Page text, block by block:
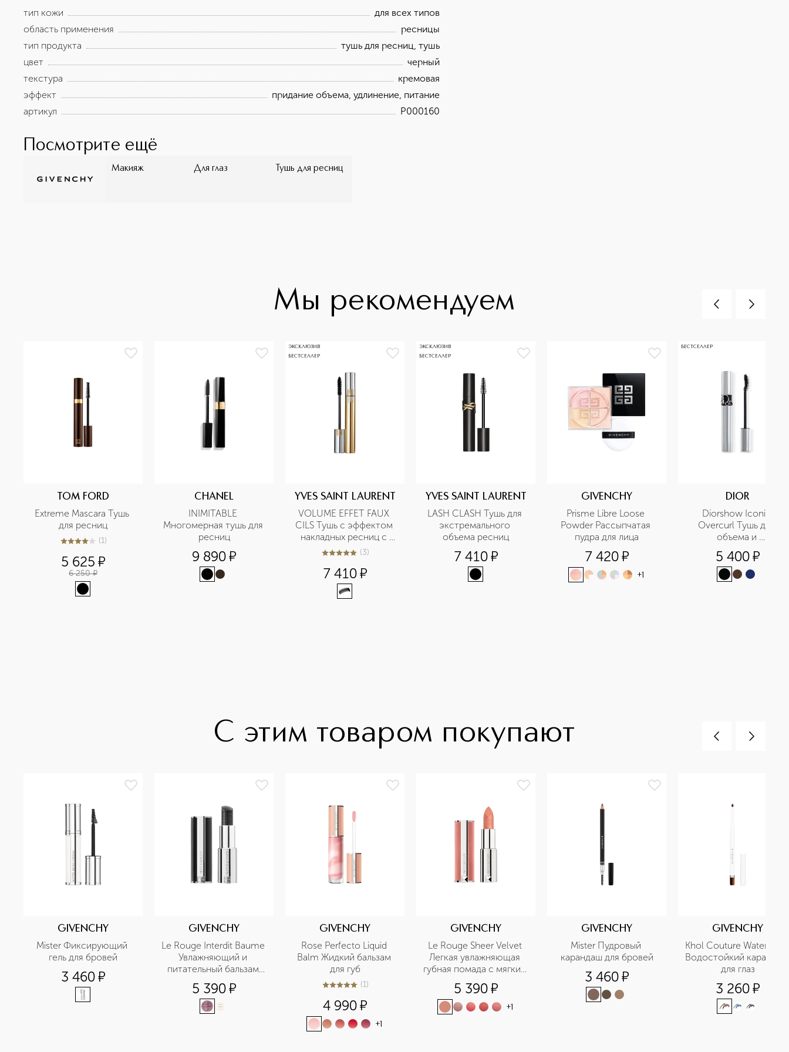
ресницы и создания неповторимого изгиба. Используйте палетку теней Le 9 de Givenchy для
создания яркого образа.
тип кожи
для всех типов
область применения
ресницы
тип продукта
тушь для ресниц, тушь
цвет
черный
текстура
кремовая
эффект
придание объема, удлинение, питание
артикул
P000160
Посмотрите ещё
Макияж Для глаз Тушь для ресниц
Мы рекомендуем
TOM FORD
Extreme Mascara Тушь
для ресниц
4из 51 (1)
5 625 ¤
6 250 ¤
CHANEL
INIMITABLE
Многомерная тушь для
ресниц
9 890¤
ЭКСКЛЮЗИВ
БЕСТСЕЛЛЕР
YVES SAINT LAURENT
VOLUME EFFET FAUX
CILS Тушь с эффектом
накладных ресниц с
новой формулой
5из 53 (3)
7 410¤
ЭКСКЛЮЗИВ
БЕСТСЕЛЛЕР
YVES SAINT LAURENT
LASH CLASH Тушь для
экстремального
объема ресниц
7 410¤
GIVENCHY
Prisme Libre Loose
Powder Рассыпчатая
пудра для лица
7 420¤
+1
БЕСТСЕЛЛЕР
DIOR
Diorshow Iconic
Overcurl Тушь для
объема и
подкручивания ресниц
5 400¤
С этим товаром покупают
GIVENCHY
Mister Фиксирующий
гель для бровей
3 460¤
GIVENCHY
Le Rouge Interdit Baume
Увлажняющий и
питательный бальзам
для губ
5 390¤
GIVENCHY
Rose Perfecto Liquid
Balm Жидкий бальзам
для губ
5из 51 (1)
4 990¤
+1
GIVENCHY
Le Rouge Sheer Velvet
Легкая увлажняющая
губная помада с мягким
матовым финишем
5 390¤
+1
GIVENCHY
Mister Пудровый
карандаш для бровей
3 460¤
GIVENCHY
Khol Couture
Водостойкий карандаш
для глаз
3 260¤